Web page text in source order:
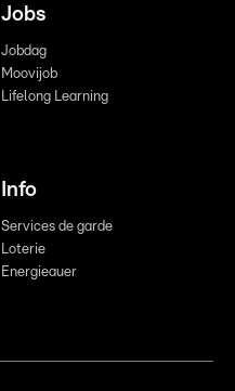
Jobs
Jobdag
Moovijob
Lifelong Learning
Info
Services de garde
Loterie
Energieauer